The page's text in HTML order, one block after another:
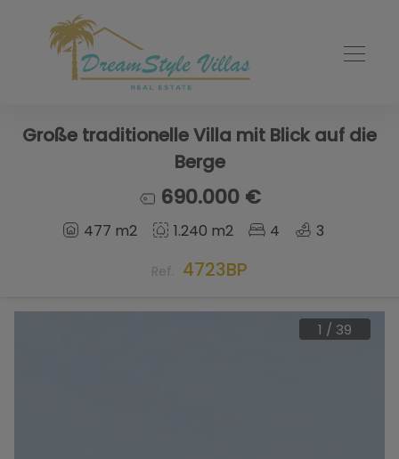
Große traditionelle Villa mit Blick auf die
Berge
690.000 €
477 m2 1.240 m2 4 3
Ref. 4723BP
1 / 39